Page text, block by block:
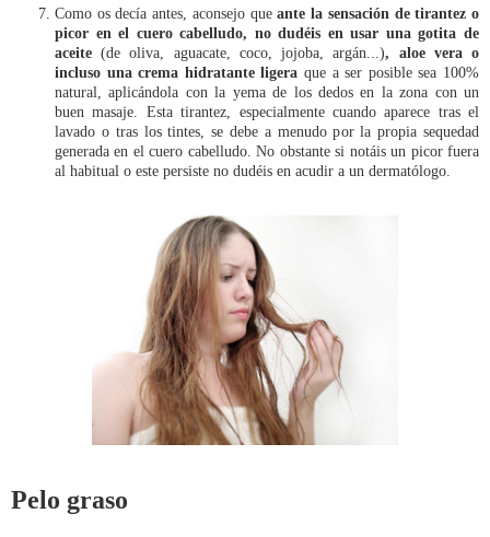
Como os decía antes, aconsejo queante la sensación de tirantez o
picor en el cuero cabelludo, no dudéis en usar una gotita de
aceite(de oliva, aguacate, coco, jojoba, argán...), aloe vera o
incluso una crema hidratante ligera que a ser posible sea 100%
natural, aplicándola con la yema de los dedos en la zona con un
buen masaje. Esta tirantez, especialmente cuando aparece tras el
lavado o tras los tintes, se debe a menudo por la propia sequedad
generada en el cuero cabelludo. No obstante si notáis un picor fuera
al habitual o este persiste no dudéis en acudir a un dermatólogo.
Pelo graso